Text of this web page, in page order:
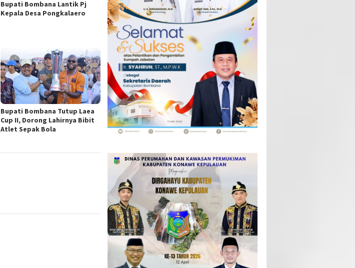
Bupati Bombana Lantik Pj
Kepala Desa Pongkalaero
Bupati Bombana Tutup Laea
Cup II, Dorong Lahirnya Bibit
Atlet Sepak Bola